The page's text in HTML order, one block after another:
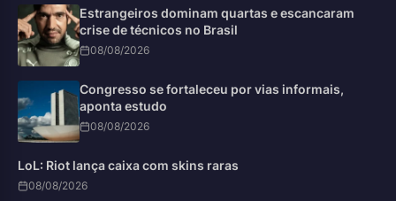
Estrangeiros dominam quartas e escancaram
crise de técnicos no Brasil
08/08/2026
Congresso se fortaleceu por vias informais,
aponta estudo
08/08/2026
LoL: Riot lança caixa com skins raras
08/08/2026